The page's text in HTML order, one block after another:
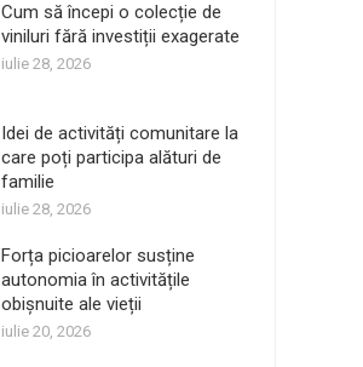
Cum să începi o colecție de
viniluri fără investiții exagerate
iulie 28, 2026
Idei de activități comunitare la
care poți participa alături de
familie
iulie 28, 2026
Forța picioarelor susține
autonomia în activitățile
obișnuite ale vieții
iulie 20, 2026